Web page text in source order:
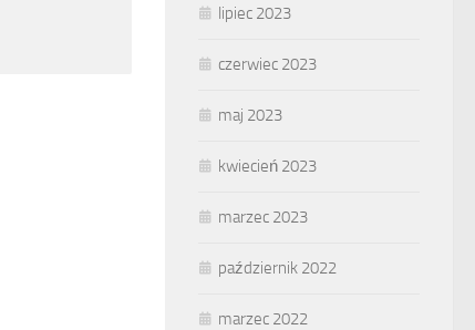
lipiec 2023
czerwiec 2023
maj 2023
kwiecień 2023
marzec 2023
październik 2022
marzec 2022